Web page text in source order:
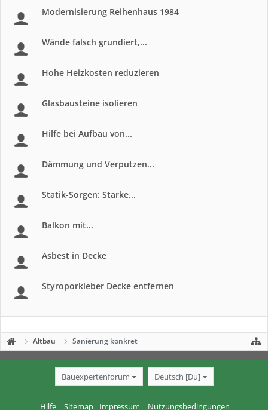
Modernisierung Reihenhaus 1984
Wände falsch grundiert,...
Hohe Heizkosten reduzieren
Glasbausteine isolieren
Hilfe bei Aufbau von...
Dämmung und Verputzen...
Statik-Sorgen: Starke...
Balkon mit...
Asbest in Decke
Styroporkleber Decke entfernen
Altbau Sanierung konkret
Bauexpertenforum Deutsch [Du]
Hilfe Sitemap Impressum Nutzungsbedingungen